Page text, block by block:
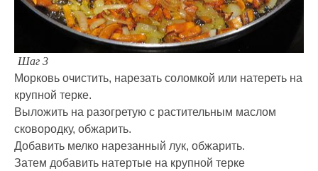
Шаг 3
Морковь очистить, нарезать соломкой или натереть на
крупной терке.
Выложить на разогретую с растительным маслом
сковородку, обжарить.
Добавить мелко нарезанный лук, обжарить.
Затем добавить натертые на крупной терке